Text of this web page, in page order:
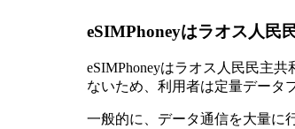
eSIMPhoneyはラオス人民
eSIMPhoneyはラオス人民民主
ないため、利用者は定量データ
一般的に、データ通信を大量に